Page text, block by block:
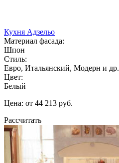
Кухня Адзельо
Материал фасада:
Шпон
Стиль:
Евро, Итальянский, Модерн и др.
Цвет:
Белый
Цена: от 44 213 руб.
Рассчитать